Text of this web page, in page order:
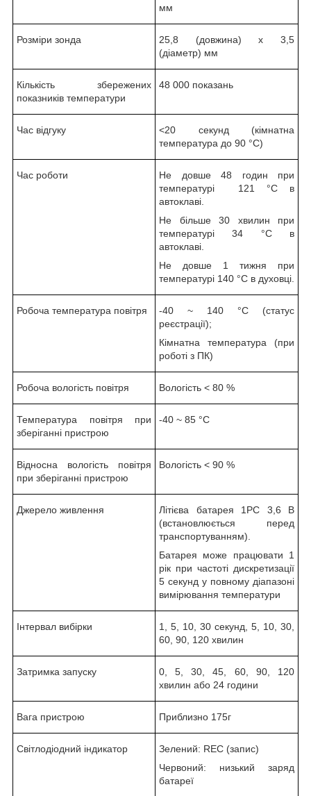
мм
Розміри зонда
25,8 (довжина) х 3,5
(діаметр) мм
Кількість збережених
показників температури
48 000 показань
Час відгуку
<20 секунд (кімнатна
температура до 90 °С)
Час роботи
Не довше 48 годин при
температурі 121 °С в
автоклаві.
Не більше 30 хвилин при
температурі 34 °С в
автоклаві.
Не довше 1 тижня при
температурі 140 °С в духовці.
Робоча температура повітря
-40 ~ 140 °С (статус
реєстрації);
Кімнатна температура (при
роботі з ПК)
Робоча вологість повітря Вологість < 80 %
Температура повітря при
зберіганні пристрою
-40 ~ 85 °С
Відносна вологість повітря
при зберіганні пристрою
Вологість < 90 %
Джерело живлення
Літієва батарея 1PC 3,6 В
(встановлюється перед
транспортуванням).
Батарея може працювати 1
рік при частоті дискретизації
5 секунд у повному діапазоні
вимірювання температури
Інтервал вибірки
1, 5, 10, 30 секунд, 5, 10, 30,
60, 90, 120 хвилин
Затримка запуску
0, 5, 30, 45, 60, 90, 120
хвилин або 24 години
Вага пристрою Приблизно 175г
Світлодіодний індикатор
Зелений: REC (запис)
Червоний: низький заряд
батареї